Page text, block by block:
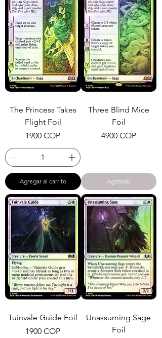
The Princess Takes
Flight Foil
Precio
1900 COP
Agregar al carrito
Three Blind Mice
Foil
Precio
4900 COP
Agotado
Tuinvale Guide Foil
Precio
1900 COP
Unassuming Sage
Foil